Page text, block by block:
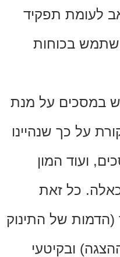
תפקיד
על מנת
שנהיינו
זאת
התינוק